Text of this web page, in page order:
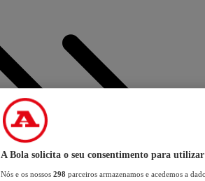
A Bola solicita o seu consentimento para utilizar
Nós e os nossos 298 parceiros armazenamos e acedemos a